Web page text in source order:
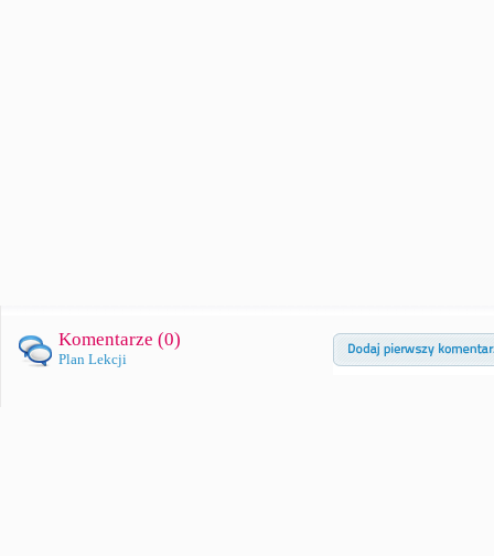
Komentarze (0)
Plan Lekcji